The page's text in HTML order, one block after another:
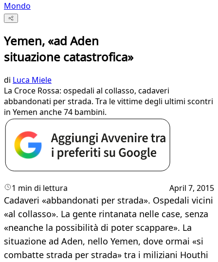
Mondo
Yemen, «ad Aden
situazione catastrofica»
di Luca Miele
​La Croce Rossa: ospedali al collasso, cadaveri
abbandonati per strada. Tra le vittime degli ultimi scontri
in Yemen anche 74 bambini.
1 min di lettura April 7, 2015
Cadaveri «abbandonati per strada». Ospedali vicini
«al collasso». La gente rintanata nelle case, senza
«neanche la possibilità di poter scappare». La
situazione ad Aden, nello Yemen, dove ormai «si
combatte strada per strada» tra i miliziani Houthi